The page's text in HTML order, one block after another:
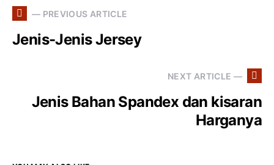
— PREVIOUS ARTICLE
Jenis-Jenis Jersey
NEXT ARTICLE —
Jenis Bahan Spandex dan kisaran
Harganya